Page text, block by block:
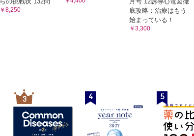
￥8,250
底攻略：治療はもう
始まっている！
￥3,300
3 4 5